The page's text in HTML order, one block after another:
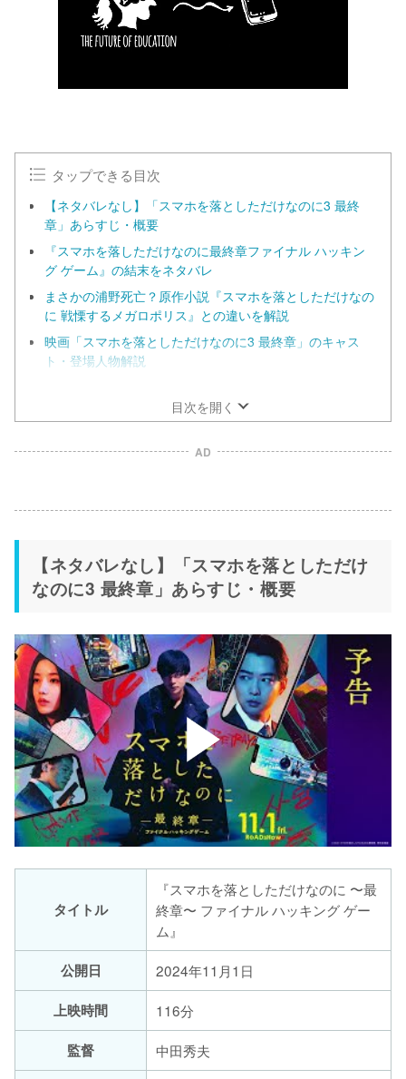
タップできる目次
【ネタバレなし】「スマホを落としただけなのに3 最終
章」あらすじ・概要
『スマホを落しただけなのに最終章ファイナル ハッキン
グ ゲーム』の結末をネタバレ
まさかの浦野死亡？原作小説『スマホを落としただけなの
に 戦慄するメガロポリス』との違いを解説
映画「スマホを落としただけなのに3 最終章」のキャス
ト・登場人物解説
目次を開く
AD
【ネタバレなし】「スマホを落としただけ
なのに3 最終章」あらすじ・概要
タイトル
『スマホを落としただけなのに 〜最
終章〜 ファイナル ハッキング ゲー
ム』
公開日
2024年11月1日
上映時間
116分
監督
中田秀夫